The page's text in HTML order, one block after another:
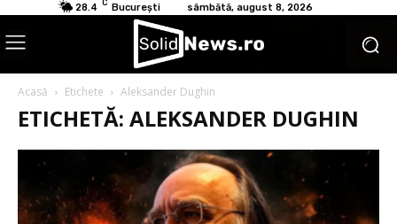
28.4 C București sâmbătă, august 8, 2026
Acasă Etichete Aleksander Dughin
ETICHETĂ: ALEKSANDER DUGHIN